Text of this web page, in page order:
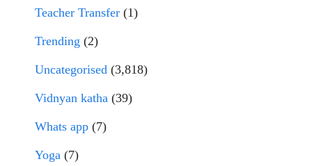
Teacher Transfer (1)
Trending (2)
Uncategorised (3,818)
Vidnyan katha (39)
Whats app (7)
Yoga (7)